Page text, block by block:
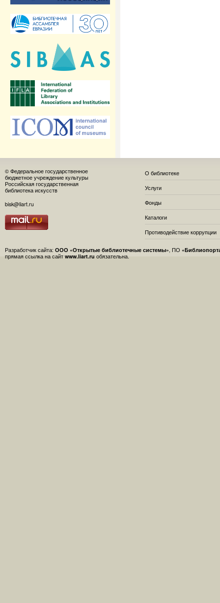
© Федеральное государственное
бюджетное учреждение культуры
Российская государственная
библиотека искусств
bisk@liart.ru
О библиотеке
Услуги
Фонды
Каталоги
Противодействие коррупции
Разработчик сайта: ООО «Открытые библиотечные системы» , ПО
прямая ссылка на сайт www.liart.ru обязательна.